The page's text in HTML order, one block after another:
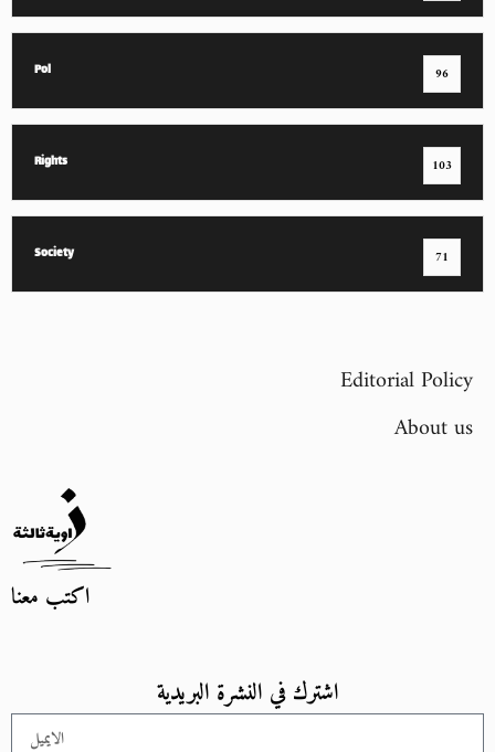
Pol 96
Rights 103
Society 71
Editorial Policy
About us
اكتب معنا
اشترك في النشرة البريدية